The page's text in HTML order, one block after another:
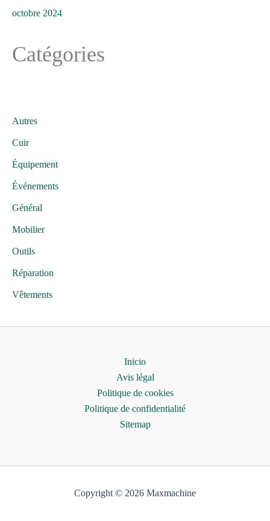
octobre 2024
Catégories
Autres
Cuir
Équipement
Événements
Général
Mobilier
Outils
Réparation
Vêtements
Inicio
Avis légal
Politique de cookies
Politique de confidentialité
Sitemap
Copyright © 2026 Maxmachine